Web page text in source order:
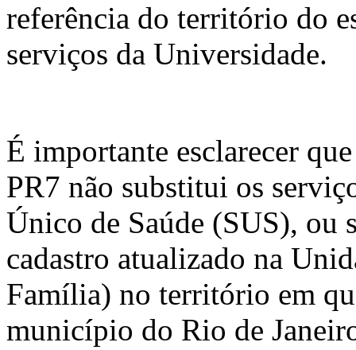
referência do território do
serviços da Universidade.
É importante esclarecer
PR7 não substitui os
Único de Saúde (SUS), ou
cadastro atualizado na
Família) no território em
município do Rio de